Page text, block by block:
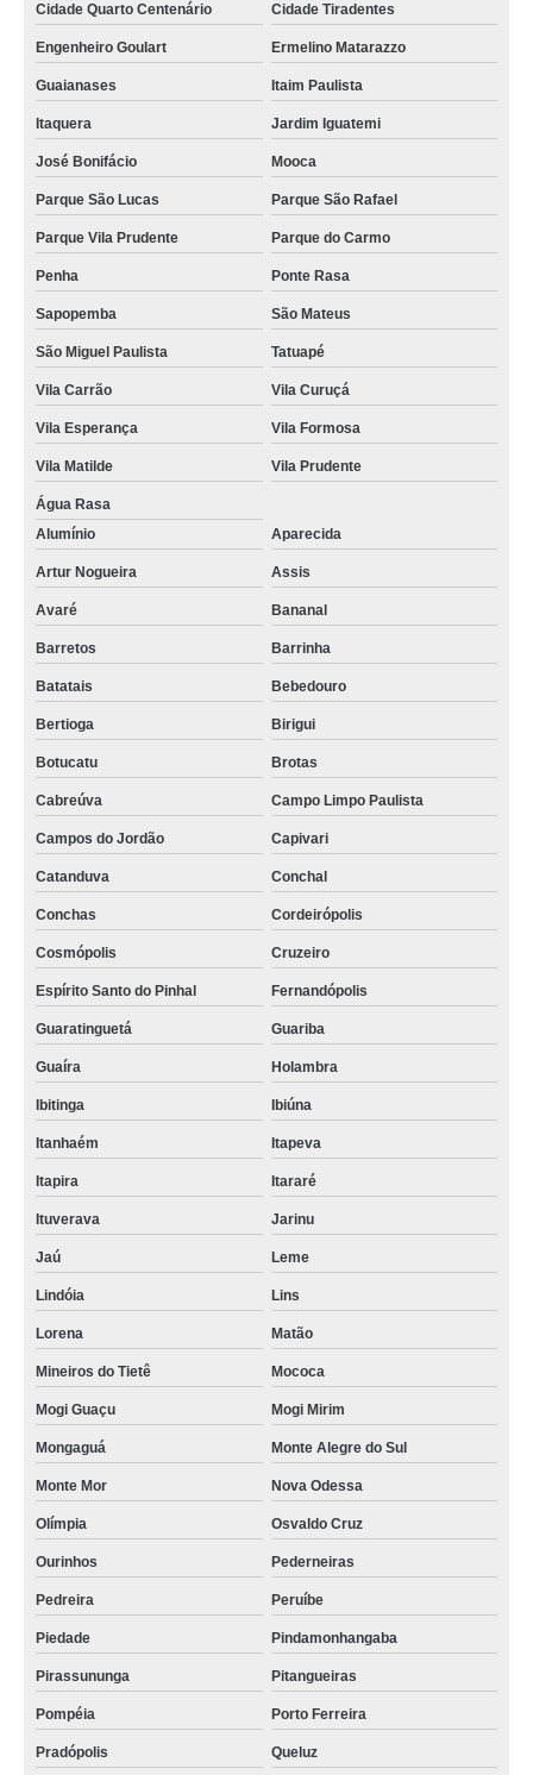
Cidade Quarto Centenário Cidade Tiradentes
Engenheiro Goulart Ermelino Matarazzo
Guaianases Itaim Paulista
Itaquera Jardim Iguatemi
José Bonifácio Mooca
Parque São Lucas Parque São Rafael
Parque Vila Prudente Parque do Carmo
Penha Ponte Rasa
Sapopemba São Mateus
São Miguel Paulista Tatuapé
Vila Carrão Vila Curuçá
Vila Esperança Vila Formosa
Vila Matilde Vila Prudente
Água Rasa
Alumínio
Aparecida
Artur Nogueira Assis
Avaré Bananal
Barretos Barrinha
Batatais Bebedouro
Bertioga Birigui
Botucatu Brotas
Cabreúva Campo Limpo Paulista
Campos do Jordão Capivari
Catanduva Conchal
Conchas Cordeirópolis
Cosmópolis Cruzeiro
Espírito Santo do Pinhal Fernandópolis
Guaratinguetá Guariba
Guaíra Holambra
Ibitinga Ibiúna
Itanhaém Itapeva
Itapira Itararé
Ituverava Jarinu
Jaú Leme
Lindóia Lins
Lorena Matão
Mineiros do Tietê Mococa
Mogi Guaçu Mogi Mirim
Mongaguá Monte Alegre do Sul
Monte Mor Nova Odessa
Olímpia Osvaldo Cruz
Ourinhos Pederneiras
Pedreira Peruíbe
Piedade Pindamonhangaba
Pirassununga Pitangueiras
Pompéia Porto Ferreira
Pradópolis Queluz